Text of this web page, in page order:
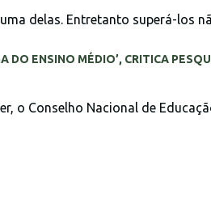
delas. Entretanto superá-los
DO ENSINO MÉDIO’, CRITICA
o Conselho Nacional de